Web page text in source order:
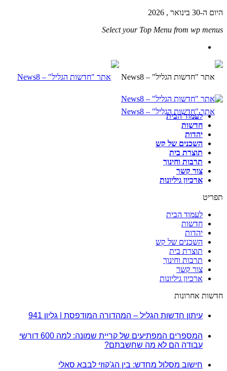
היום ה-30 בינואר , 2026
Select your Top Menu from wp menus
לעמוד הבית
חדשות
יהדות
השכנים של קש
תוצרת בית
תרבות וחינוך
צור קשר
ארכיון גיליונות
תפריט
לעמוד הבית
חדשות
יהדות
השכנים של קש
תוצרת בית
תרבות וחינוך
צור קשר
ארכיון גיליונות
חדשות אחרונות
עיתון חדשות הגליל – המהדורה המודפסת | גליון 941
המספרים המפתיעים של קריית שמונה: למה 600 דורשי
עבודה הם לא מה שחשבתם?
חישוב מסלול מחדש: בין הג'קוזי לבבא סאלי